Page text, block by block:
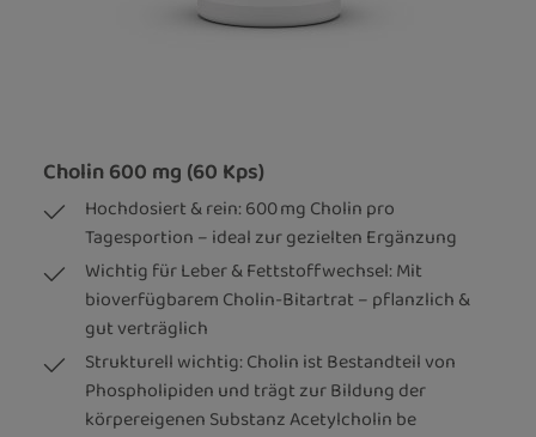
Cholin 600 mg (60 Kps)
Hochdosiert & rein: 600 mg Cholin pro
Tagesportion – ideal zur gezielten Ergänzung
Wichtig für Leber & Fettstoffwechsel: Mit
bioverfügbarem Cholin-Bitartrat – pflanzlich &
gut verträglich
Strukturell wichtig: Cholin ist Bestandteil von
Phospholipiden und trägt zur Bildung der
körpereigenen Substanz Acetylcholin be